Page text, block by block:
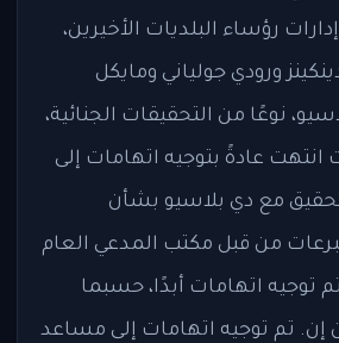
رؤساء البلديات الأخيرين،
ورودي جولياني ومايكل
نوعًا من التحقيقات الجنائية،
انتهت عادةً بتوجيه اتهامات إلى
مع دي بلاسيو بشأن
من قبل مكتب المدعي العام
توجيه اتهامات أبدًا، حسبما
تم توجيه اتهامات إلى مساعد